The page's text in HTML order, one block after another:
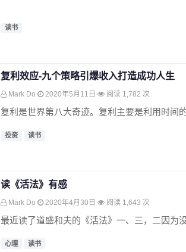
读书
复利效应-九个策略引爆收入打造成功人生
Mark Do 2020年5月11日 阅读 1,782 次
复利是世界第八大奇迹。复利主要是利用时间
投资 读书
读《活法》有感
Mark Do 2020年4月30日 阅读 1,643 次
最近读了道盛和夫的《活法》一、三，二因为
心理 读书